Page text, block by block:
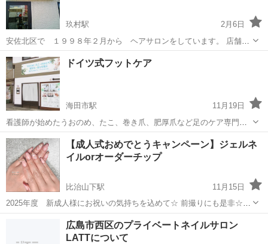
玖村駅
2月6日
安佐北区で １９９８年２月から ヘアサロンをしています。 店舗で
の ご予約なども お気軽に カット 顔剃り シャンプーセット
3000円 お気軽に コメント ご予約 くださいませ。 今までも、
平日 出張散髪していましたが...
広島 広島市 玖村駅 ヘアサロン
ドイツ式フットケア
海田市駅
11月19日
看護師が始めたうおのめ、たこ、巻き爪、肥厚爪など足のケア専門店
です。フットケアされる方のオプションでもみほぐしやフットネイル
などもしております。メニュー、施術代金などはホットペッパービュ
ーティーをご参照下さい。 広島市安芸...
広島 広島市 海田市駅 フットネイル
【成人式おめでとうキャンペーン】ジェルネ
イルorオーダーチップ
比治山下駅
11月15日
2025年度 新成人様にお祝いの気持ちを込めて☆ 前撮りにも是非☆
オーダーチップorジェルネイルor剥がせるジェル お好きな方を！ アー
ト2〜4本込みのシンプルコース 9,000→6,500円 ほどよくたくさんアー
広島市 比治山下駅 美容 成人式
広島市西区のプライベートネイルサロン
LATTについて